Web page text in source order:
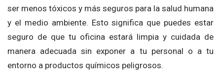
ser menos tóxicos y más seguros para la salud humana
y el medio ambiente. Esto significa que puedes estar
seguro de que tu oficina estará limpia y cuidada de
manera adecuada sin exponer a tu personal o a tu
entorno a productos químicos peligrosos.